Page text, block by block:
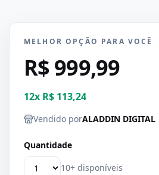
MELHOR OPÇÃO PARA VOCÊ
R$ 999,99
12x R$ 113,24
Vendido porALADDIN DIGITAL
Quantidade
10+ disponíveis